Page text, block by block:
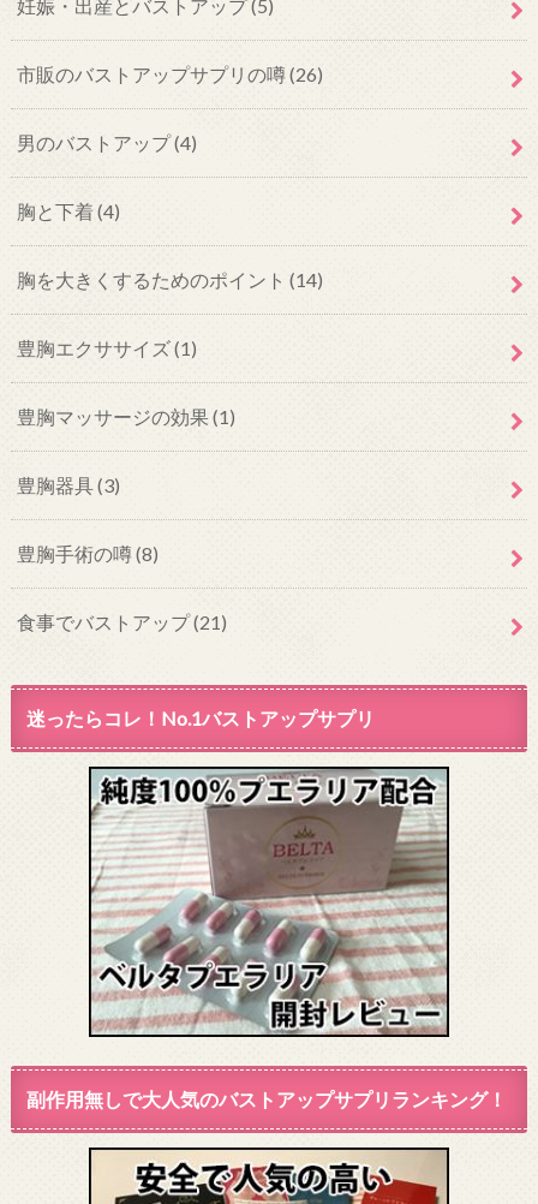
妊娠・出産とバストアップ(5)
市販のバストアップサプリの噂(26)
男のバストアップ(4)
胸と下着(4)
胸を大きくするためのポイント (14)
豊胸エクササイズ(1)
豊胸マッサージの効果(1)
豊胸器具(3)
豊胸手術の噂(8)
食事でバストアップ(21)
迷ったらコレ！No.1バストアップサプリ
副作用無しで大人気のバストアップサプリランキング！